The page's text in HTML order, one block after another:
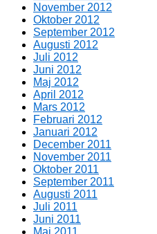
November 2012
Oktober 2012
September 2012
Augusti 2012
Juli 2012
Juni 2012
Maj 2012
April 2012
Mars 2012
Februari 2012
Januari 2012
December 2011
November 2011
Oktober 2011
September 2011
Augusti 2011
Juli 2011
Juni 2011
Maj 2011